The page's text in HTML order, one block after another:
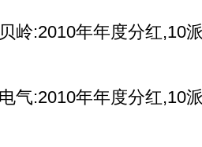
:2010年年度分红,10
:2010年年度分红,10